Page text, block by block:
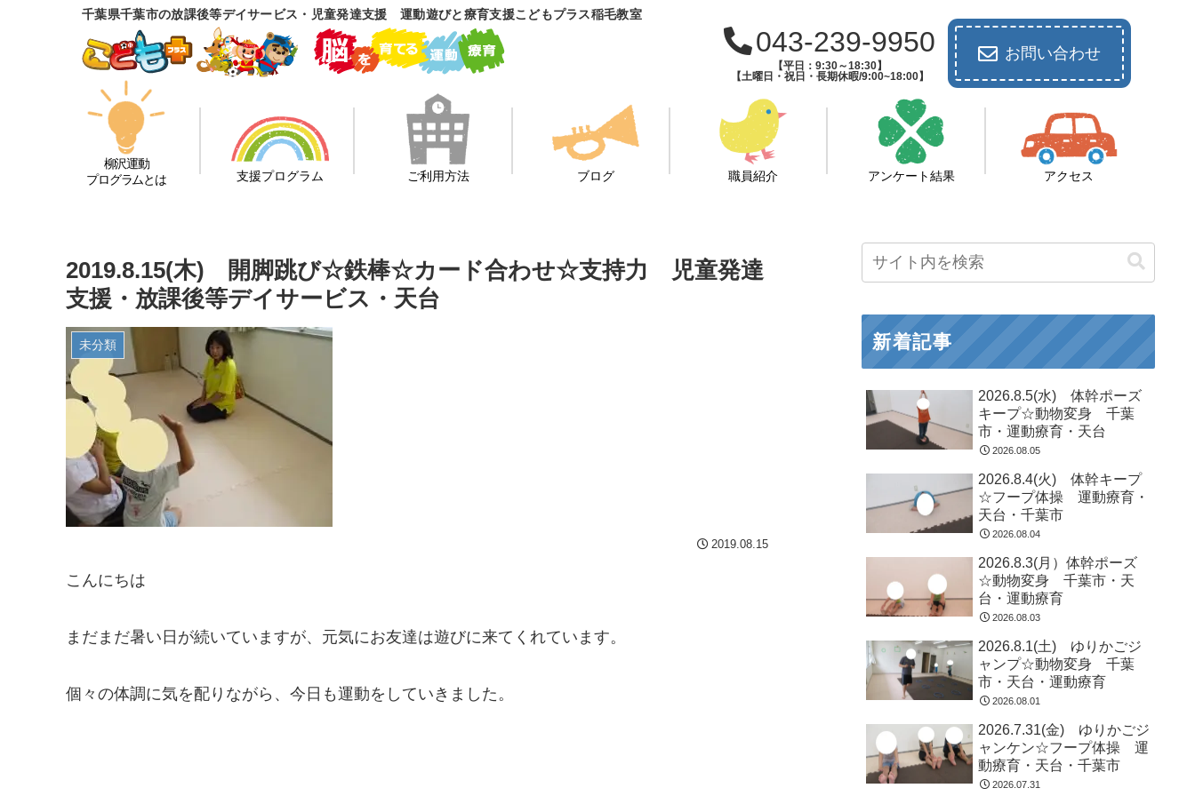
千葉県千葉市の放課後等デイサービス・児童発達支援 運動遊びと療育支援こどもプラス稲毛教室
043-239-9950
【平日：9:30～18:30】
【土曜日・祝日・長期休暇/9:00~18:00】
お問い合わせ
柳沢運動
プログラムとは
支援プログラム ご利用方法 ブログ 職員紹介 アンケート結果 アクセス
2019.8.15(木) 開脚跳び☆鉄棒☆カード合わせ☆支持力 児童発達
支援・放課後等デイサービス・天台
未分類
2019.08.15
こんにちは
まだまだ暑い日が続いていますが、元気にお友達は遊びに来てくれています。
個々の体調に気を配りながら、今日も運動をしていきました。
新着記事
2026.8.5(水) 体幹ポーズ
キープ☆動物変身 千葉
市・運動療育・天台
2026.08.05
2026.8.4(火) 体幹キープ
☆フープ体操 運動療育・
天台・千葉市
2026.08.04
2026.8.3(月）体幹ポーズ
☆動物変身 千葉市・天
台・運動療育
2026.08.03
2026.8.1(土) ゆりかごジ
ャンプ☆動物変身 千葉
市・天台・運動療育
2026.08.01
2026.7.31(金) ゆりかごジ
ャンケン☆フープ体操 運
動療育・天台・千葉市
2026.07.31